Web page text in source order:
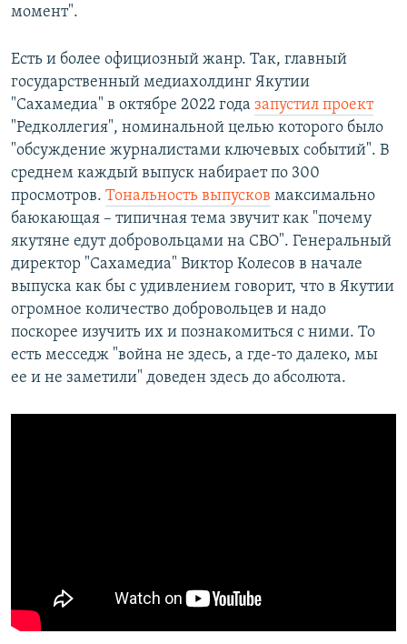
момент".
Есть и более официозный жанр. Так, главный
государственный медиахолдинг Якутии
"Сахамедиа" в октябре 2022 года запустил проект
"Редколлегия", номинальной целью которого было
"обсуждение журналистами ключевых событий". В
среднем каждый выпуск набирает по 300
просмотров. Тональность выпусков максимально
баюкающая – типичная тема звучит как "почему
якутяне едут добровольцами на СВО". Генеральный
директор "Сахамедиа" Виктор Колесов в начале
выпуска как бы с удивлением говорит, что в Якутии
огромное количество добровольцев и надо
поскорее изучить их и познакомиться с ними. То
есть месседж "война не здесь, а где-то далеко, мы
ее и не заметили" доведен здесь до абсолюта.